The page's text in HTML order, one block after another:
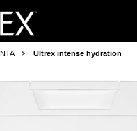
Ultrex intense hydration